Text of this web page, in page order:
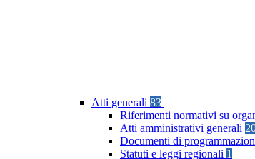
Atti generali 83
Riferimenti normativi su
Atti amministrativi generali
Documenti di
Statuti e leggi regionali 1